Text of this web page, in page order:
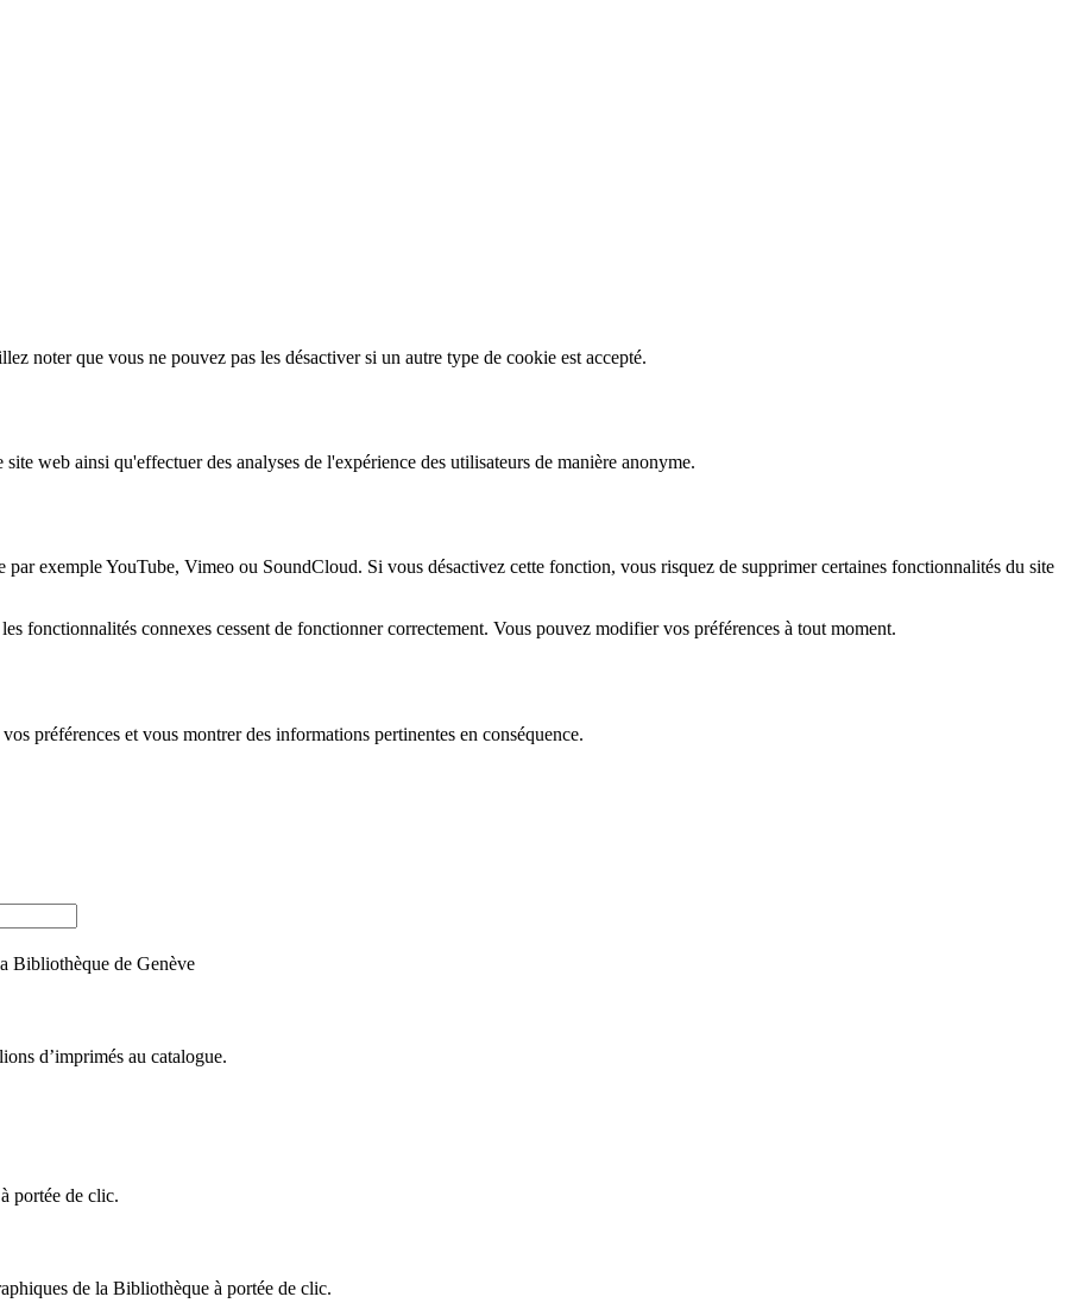
noter que vous ne pouvez pas les désactiver si un autre type de cookie est accepté.
web ainsi qu'effectuer des analyses de l'expérience des utilisateurs de manière anonyme.
exemple YouTube, Vimeo ou SoundCloud. Si vous désactivez cette fonction, vous risquez de supprimer certaines fonctionnalités du site
fonctionnalités connexes cessent de fonctionner correctement. Vous pouvez modifier vos préférences à tout moment.
préférences et vous montrer des informations pertinentes en conséquence.
Bibliothèque de Genève
d’imprimés au catalogue.
portée de clic.
de la Bibliothèque à portée de clic.